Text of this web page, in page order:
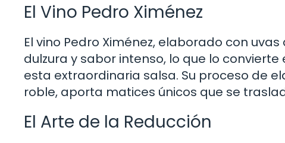
El Vino Pedro Ximénez
El vino Pedro Ximénez, elaborado con
dulzura y sabor intenso, lo que lo
esta extraordinaria salsa. Su proceso de
roble, aporta matices únicos que se
El Arte de la Reducción